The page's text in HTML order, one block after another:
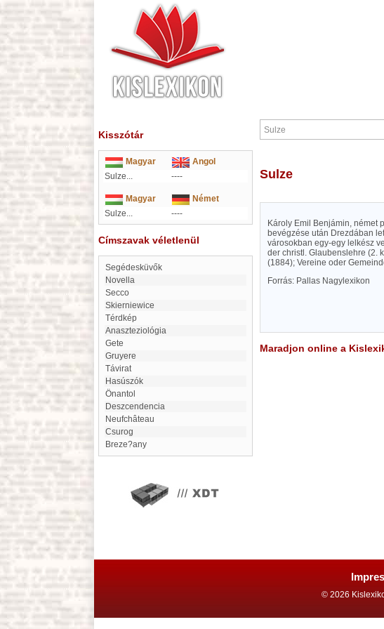
Kisszótár
Magyar
Angol
Sulze...
----
Magyar
Német
Sulze...
----
Címszavak véletlenül
Segédesküvők
Novella
Secco
Skierniewice
Térdkép
anaszteziológia
Gete
Gruyere
Távirat
Hasúszók
Önantol
deszcendencia
Neufchâteau
Csurog
Breze?any
Sulze
Károly Emil Benjámin, német
bevégzése után Drezdában
városokban egy-egy lelkész
der christl. Glaubenslehre (2.
(1884); Vereine oder
Forrás: Pallas Nagylexikon
Maradjon online a
© 2026